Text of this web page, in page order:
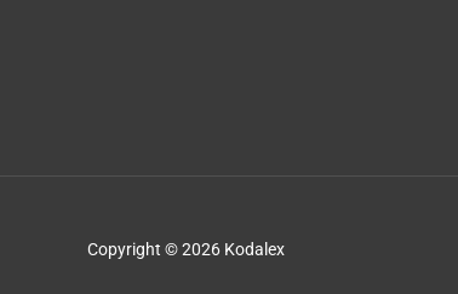
Copyright © 2026 Kodalex